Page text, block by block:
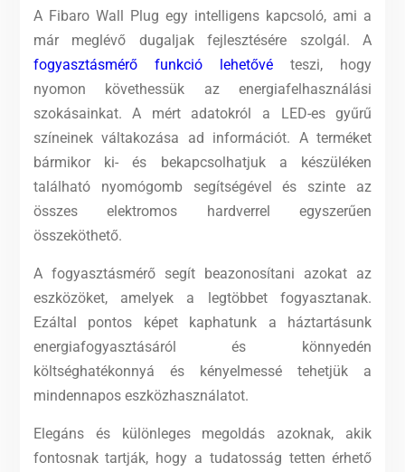
A Fibaro Wall Plug egy intelligens kapcsoló, ami a
már meglévő dugaljak fejlesztésére szolgál. A
fogyasztásmérő funkció lehetővé teszi, hogy
nyomon követhessük az energiafelhasználási
szokásainkat. A mért adatokról a LED-es gyűrű
színeinek váltakozása ad információt. A terméket
bármikor ki- és bekapcsolhatjuk a készüléken
található nyomógomb segítségével és szinte az
összes elektromos hardverrel egyszerűen
összeköthető.
A fogyasztásmérő segít beazonosítani azokat az
eszközöket, amelyek a legtöbbet fogyasztanak.
Ezáltal pontos képet kaphatunk a háztartásunk
energiafogyasztásáról és könnyedén
költséghatékonnyá és kényelmessé tehetjük a
mindennapos eszközhasználatot.
Elegáns és különleges megoldás azoknak, akik
fontosnak tartják, hogy a tudatosság tetten érhető